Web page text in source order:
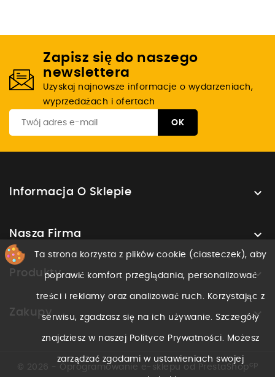
Zapisz się do naszego
newslettera
Uzyskaj najnowsze informacje o wydarzeniach,
wyprzedażach i ofertach
Informacja O Sklepie 
Nasza Firma 
Produkty 
Zakupy 
Ta strona korzysta z plików cookie (ciasteczek), aby
poprawić komfort przeglądania, personalizować
treści i reklamy oraz analizować ruch. Korzystając z
serwisu, zgadzasz się na ich używanie. Szczegóły
znajdziesz w naszej Polityce Prywatności. Możesz
zarządzać zgodami w ustawieniach swojej
© 2026 - Oprogramowanie e-sklepu od PrestaShop cp